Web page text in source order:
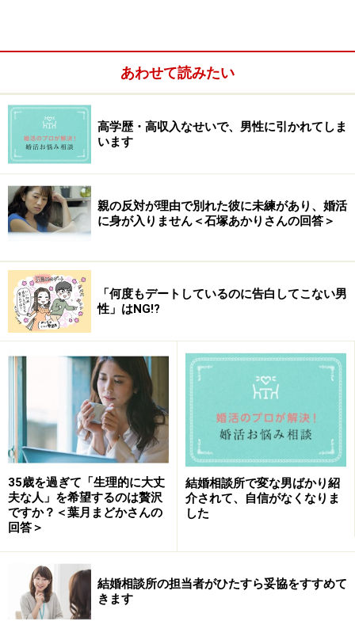
これまでは、会ってみて一緒にいて笑いが絶えなかった
り、自分らしくいられたりする人に惹かれてきました
きたからなのだと、相談所に登録してわかりました。
36歳になって、「生理的に大丈夫な相手と出会いたい」
と願うのは、贅沢でしょうか。
この間も、アドバイザーからすごく良い人だからと言わ
れて会った人がいたのですが、生理的に無理かもと思っ
てしまいました。こんな自分が、婚活相談所でうまく相
手と向き合うことはできるのでしょうか。
もちろん年収や、価値観についてもそれなりに条件はあ
りますが、1番は一緒にいて相性の良い人がいいなと思
その条件として「生理的に大丈夫な人」をあげてしまう
と、結婚は難しくなってしまうのでしょうか。何かいい
あわせて読みたい
高学歴・高収入なせいで、男性に引かれてしま
います
親の反対が理由で別れた彼に未練があり、婚活
に身が入りません＜石塚あかりさんの回答＞
「何度もデートしているのに告白してこない男
性」はNG!?
35歳を過ぎて「生理的に大丈
夫な人」を希望するのは贅沢
ですか？＜葉月まどかさんの
回答＞
結婚相談所で変な男ばかり紹
介されて、自信がなくなりま
した
結婚相談所の担当者がひたすら妥協をすすめて
きます